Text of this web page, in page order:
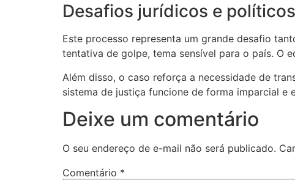
Desafios jurídicos e
Este processo representa um grande desafio
tentativa de golpe, tema sensível para o país. O
Além disso, o caso reforça a necessidade de
sistema de justiça funcione de forma imparcial e
Deixe um comentário
O seu endereço de e-mail não será publicado.
Comentário *